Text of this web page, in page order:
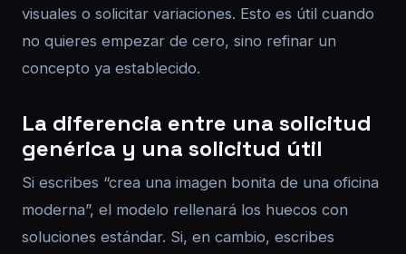
visuales o solicitar variaciones. Esto es útil cuando
no quieres empezar de cero, sino refinar un
concepto ya establecido.
La diferencia entre una solicitud
genérica y una solicitud útil
Si escribes “crea una imagen bonita de una oficina
moderna”, el modelo rellenará los huecos con
soluciones estándar. Si, en cambio, escribes